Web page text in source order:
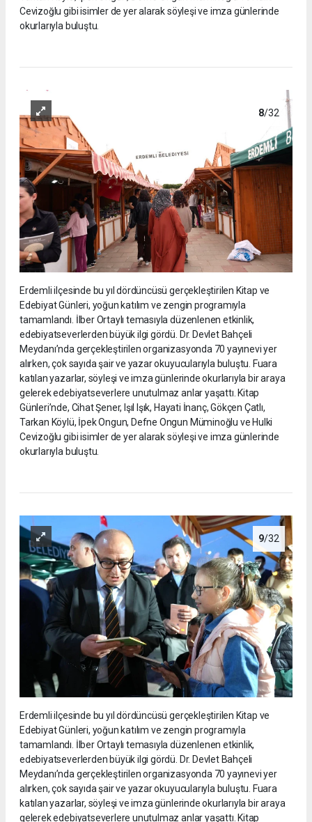
Cevizoğlu gibi isimler de yer alarak söyleşi ve imza günlerinde
okurlarıyla buluştu.
8/32
Erdemli ilçesinde bu yıl dördüncüsü gerçekleştirilen Kitap ve
Edebiyat Günleri, yoğun katılım ve zengin programıyla
tamamlandı. İlber Ortaylı temasıyla düzenlenen etkinlik,
edebiyatseverlerden büyük ilgi gördü. Dr. Devlet Bahçeli
Meydanı’nda gerçekleştirilen organizasyonda 70 yayınevi yer
alırken, çok sayıda şair ve yazar okuyucularıyla buluştu. Fuara
katılan yazarlar, söyleşi ve imza günlerinde okurlarıyla bir araya
gelerek edebiyatseverlere unutulmaz anlar yaşattı. Kitap
Günleri’nde, Cihat Şener, Işıl Işık, Hayati İnanç, Gökçen Çatlı,
Tarkan Köylü, İpek Ongun, Defne Ongun Müminoğlu ve Hulki
Cevizoğlu gibi isimler de yer alarak söyleşi ve imza günlerinde
okurlarıyla buluştu.
9/32
Erdemli ilçesinde bu yıl dördüncüsü gerçekleştirilen Kitap ve
Edebiyat Günleri, yoğun katılım ve zengin programıyla
tamamlandı. İlber Ortaylı temasıyla düzenlenen etkinlik,
edebiyatseverlerden büyük ilgi gördü. Dr. Devlet Bahçeli
Meydanı’nda gerçekleştirilen organizasyonda 70 yayınevi yer
alırken, çok sayıda şair ve yazar okuyucularıyla buluştu. Fuara
katılan yazarlar, söyleşi ve imza günlerinde okurlarıyla bir araya
gelerek edebiyatseverlere unutulmaz anlar yaşattı. Kitap